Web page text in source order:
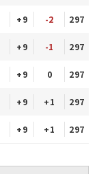
+9 -2 297
+9 -1 297
+9 0 297
+9 +1 297
+9 +1 297